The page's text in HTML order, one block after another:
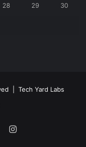
28 29 30
| Tech Yard Labs
Instagram